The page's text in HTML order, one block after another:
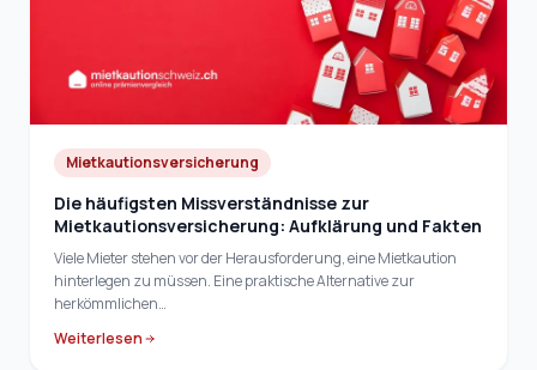
Mietkautionsversicherung
Die häufigsten Missverständnisse zur
Mietkautionsversicherung: Aufklärung und Fakten
Viele Mieter stehen vor der Herausforderung, eine Mietkaution
hinterlegen zu müssen. Eine praktische Alternative zur
herkömmlichen…
Weiterlesen